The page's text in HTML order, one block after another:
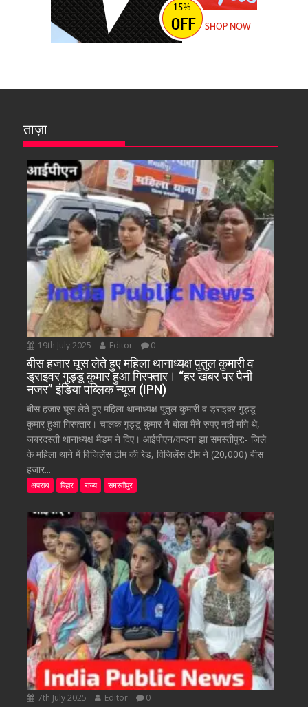
ताज़ा
19th July 2025 Editor 0
बीस हजार घूस लेते हुए महिला थानाध्यक्ष पुतुल कुमारी व
ड्राइवर गुड्डू कुमार हुआ गिरफ्तार। “हर खबर पर पैनी
नजर” इंडिया पब्लिक न्यूज (IPN)
बीस हजार घूस लेते हुए महिला थानाध्यक्ष पुतुल कुमारी व ड्राइवर गुड्डू
कुमार हुआ गिरफ्तार। चालक गुड्डू कुमार ने बोला मैंने रुपए नहीं मांगे थे,
जबरदस्ती थानाध्यक्ष मैडम ने दिए। आईपीएन/वन्दना झा समस्तीपुर:- जिले
के महिला थाने में विजिलेंस टीम की रेड, विजिलेंस टीम ने (20,000) बीस
हजार...
अपराध बिहार राज्य समस्तीपुर
7th July 2025 Editor 0